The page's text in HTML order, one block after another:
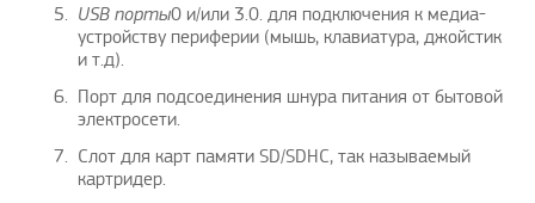
USB порты0 и/или 3.0. для подключения к медиа-
устройству периферии (мышь, клавиатура, джойстик
и т.д).
Порт для подсоединения шнура питания от бытовой
электросети.
Слот для карт памяти SD/SDHC, так называемый
картридер.